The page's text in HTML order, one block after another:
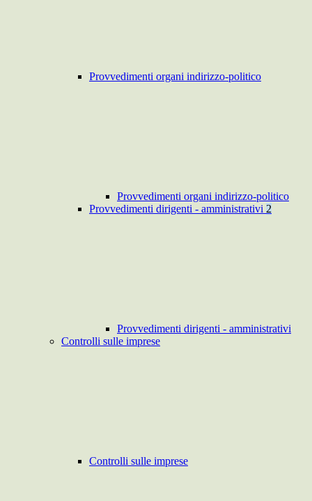
Provvedimenti organi indirizzo-politico
Provvedimenti organi indirizzo-politico
Provvedimenti dirigenti - amministrativi 2
Provvedimenti dirigenti - amministrativi
Controlli sulle imprese
Controlli sulle imprese